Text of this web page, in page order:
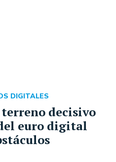
decisivo
euro digital
DIGITALES